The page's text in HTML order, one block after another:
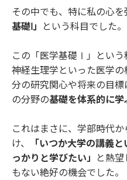
その中でも、特に私の心を
基礎Ⅰ」
という科目でした。
この「医学基礎Ⅰ」という
神経生理学といった医学
分の研究関心や将来の目
の分野の基礎を体系的に学
これはまさに、学部時代
け、
「いつか大学の講義
っかりと学びたい」
と熱
もない絶好の機会でした。